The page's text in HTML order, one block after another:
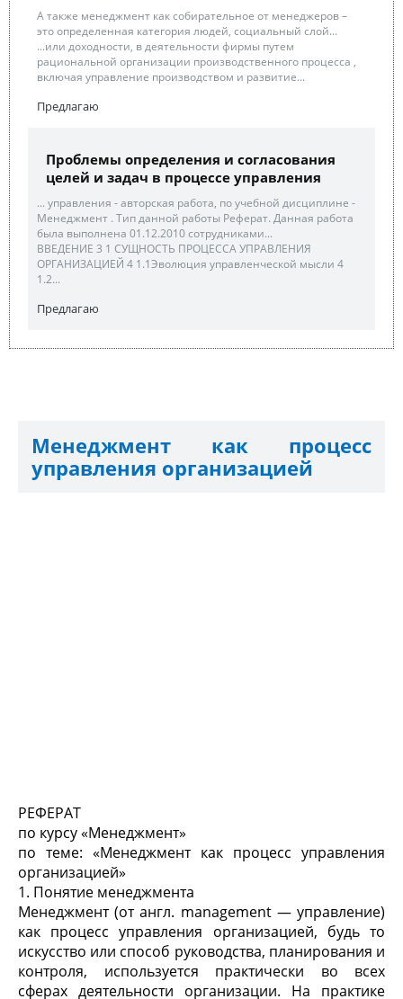
А также менеджмент как собирательное от менеджеров –
это определенная категория людей, социальный слой...
...или доходности, в деятельности фирмы путем
рациональной организации производственного процесса ,
включая управление производством и развитие...
Предлагаю
Проблемы определения и согласования
целей и задач в процессе управления
... управления - авторская работа, по учебной дисциплине -
Менеджмент . Тип данной работы Реферат. Данная работа
была выполнена 01.12.2010 сотрудниками...
ВВЕДЕНИЕ 3 1 СУЩНОСТЬ ПРОЦЕССА УПРАВЛЕНИЯ
ОРГАНИЗАЦИЕЙ 4 1.1Эволюция управленческой мысли 4
1.2...
Предлагаю
Менеджмент как процесс
управления организацией
РЕФЕРАТ
по курсу «Менеджмент»
по теме: «Менеджмент как процесс управления
организацией»
1. Понятие менеджмента
Менеджмент (от англ. management — управление)
как процесс управления организацией, будь то
искусство или способ руководства, планирования и
контроля, используется практически во всех
сферах деятельности организации. На практике